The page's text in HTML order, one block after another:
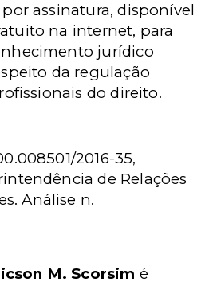
assinatura, disponível
na internet, para
jurídico
da regulação
do direito.
2016-35,
de Relações
Análise n.
M. Scorsim é